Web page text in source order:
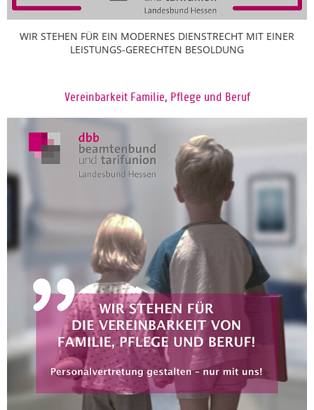
WIR STEHEN FÜR EIN MODERNES DIENSTRECHT MIT EINER
LEISTUNGS-GERECHTEN BESOLDUNG
Vereinbarkeit Familie, Pflege und Beruf